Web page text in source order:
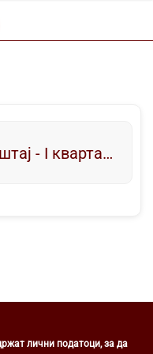
- I квартал 2022
лични податоци, за да